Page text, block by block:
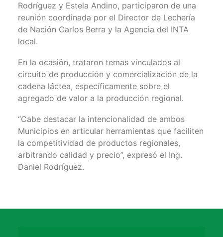
Rodríguez y Estela Andino, participaron de una
reunión coordinada por el Director de Lechería
de Nación Carlos Berra y la Agencia del INTA
local.
En la ocasión, trataron temas vinculados al
circuito de producción y comercialización de la
cadena láctea, específicamente sobre el
agregado de valor a la producción regional.
“Cabe destacar la intencionalidad de ambos
Municipios en articular herramientas que faciliten
la competitividad de productos regionales,
arbitrando calidad y precio”, expresó el Ing.
Daniel Rodríguez.